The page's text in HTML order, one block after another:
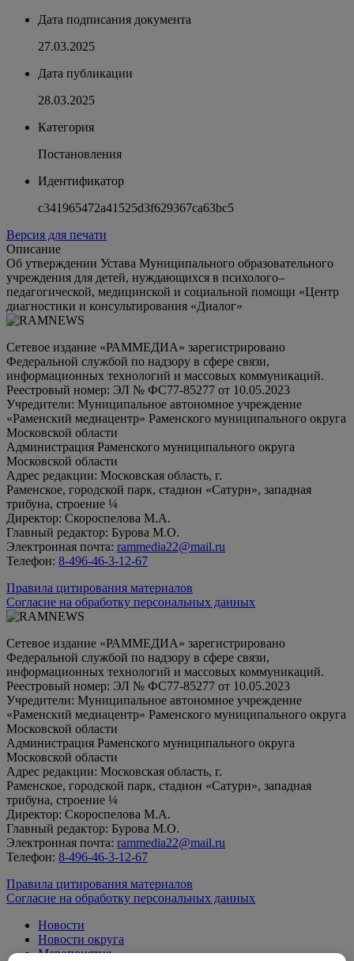
Дата подписания документа
27.03.2025
Дата публикации
28.03.2025
Категория
Постановления
Идентификатор
c341965472a41525d3f629367ca63bc5
Версия для печати
Описание
Об утверждении Устава Муниципального образовательного
учреждения для детей, нуждающихся в психолого–
педагогической, медицинской и социальной помощи «Центр
диагностики и консультирования «Диалог»
Сетевое издание «РАММЕДИА» зарегистрировано
Федеральной службой по надзору в сфере связи,
информационных технологий и массовых коммуникаций.
Реестровый номер: ЭЛ № ФС77-85277 от 10.05.2023
Учредители: Муниципальное автономное учреждение
«Раменский медиацентр» Раменского муниципального округа
Московской области
Администрация Раменского муниципального округа
Московской области
Адрес редакции: Московская область, г.
Раменское, городской парк, стадион «Сатурн», западная
трибуна, строение ¼
Директор: Скороспелова М.А.
Главный редактор: Бурова М.О.
Электронная почта: rammedia22@mail.ru
Телефон: 8-496-46-3-12-67
Правила цитирования материалов
Согласие на обработку персональных данных
Сетевое издание «РАММЕДИА» зарегистрировано
Федеральной службой по надзору в сфере связи,
информационных технологий и массовых коммуникаций.
Реестровый номер: ЭЛ № ФС77-85277 от 10.05.2023
Учредители: Муниципальное автономное учреждение
«Раменский медиацентр» Раменского муниципального округа
Московской области
Администрация Раменского муниципального округа
Московской области
Адрес редакции: Московская область, г.
Раменское, городской парк, стадион «Сатурн», западная
трибуна, строение ¼
Директор: Скороспелова М.А.
Главный редактор: Бурова М.О.
Электронная почта: rammedia22@mail.ru
Телефон: 8-496-46-3-12-67
Правила цитирования материалов
Согласие на обработку персональных данных
Новости
Новости округа
Мероприятия